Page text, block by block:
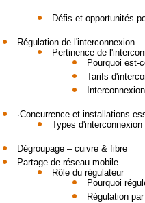
Défis et opportunités
Régulation de l'interconnexion
Pertinence de
Pourquoi est-
Tarifs
·Concurrence et installations
Types d'interconnexion
Dégroupage – cuivre & fibre
Partage de réseau mobile
Rôle du régulateur
Pourquoi
Régulation